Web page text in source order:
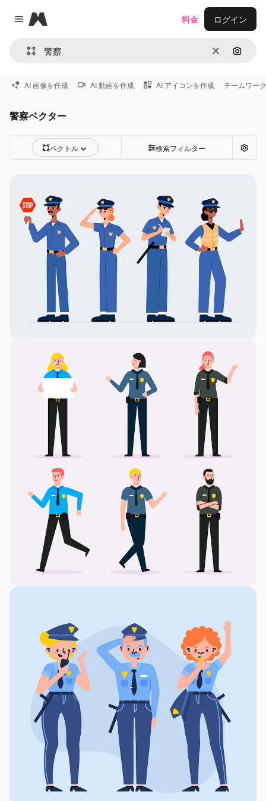
Close menu
Magnific
消去 画像で
料金 ログイン
AI 画像を作成 AI 動画を作成 AI アイコンを作成 チームワーク
警察ベクター
ベクトル 検索フィルター